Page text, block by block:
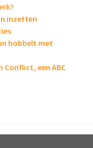
inzetten
hobbelt met
Conflict, een ABC